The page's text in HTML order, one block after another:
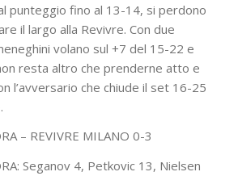
punteggio fino al 13-14, si perdono
il largo alla Revivre. Con due
volano sul +7 del 15-22 e
resta altro che prenderne atto e
l’avversario che chiude il set 16-25
– REVIVRE MILANO 0-3
Seganov 4, Petkovic 13, Nielsen